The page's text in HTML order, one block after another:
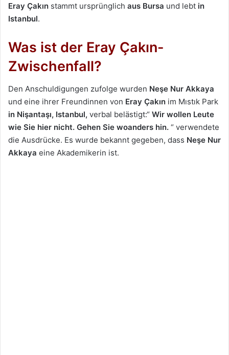
Eray Çakın stammt ursprünglich aus Bursa und lebt in
Istanbul.
Was ist der Eray Çakın-
Zwischenfall?
Den Anschuldigungen zufolge wurden Neşe Nur Akkaya
und eine ihrer Freundinnen von Eray Çakın im Mıstık Park
in Nişantaşı, Istanbul, verbal belästigt:“ Wir wollen Leute
wie Sie hier nicht. Gehen Sie woanders hin. “ verwendete
die Ausdrücke. Es wurde bekannt gegeben, dass Neşe Nur
Akkaya eine Akademikerin ist.